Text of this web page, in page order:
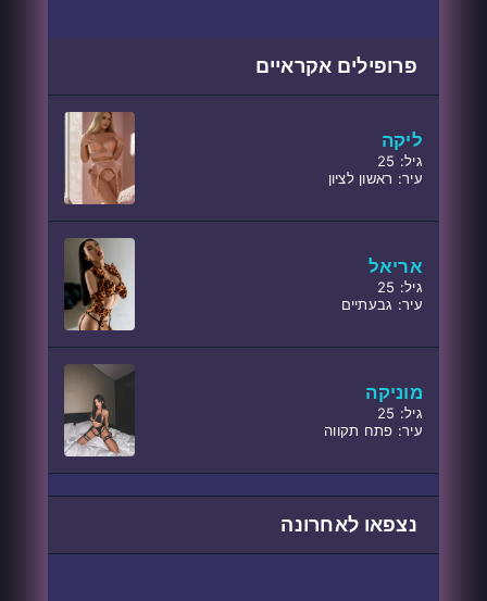
פרופילים אקראיים
ליקה
גיל: 25
עיר: ראשון לציון
אריאל
גיל: 25
עיר: גבעתיים
מוניקה
גיל: 25
עיר: פתח תקווה
נצפאו לאחרונה